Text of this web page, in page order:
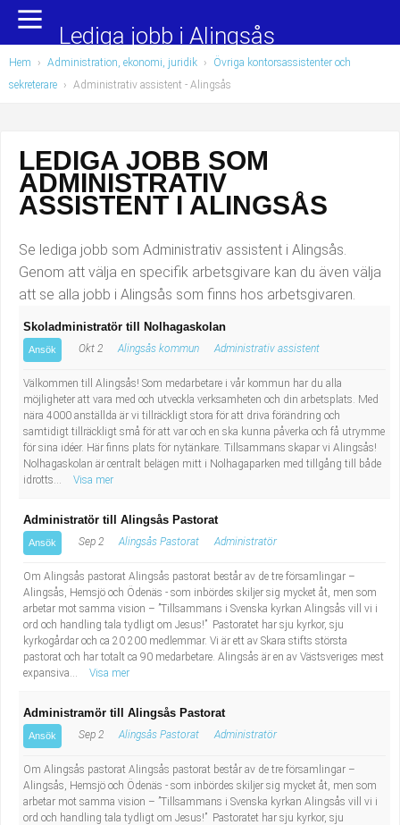
Yrkesområden
Administration, ekonomi, juridik
Chefer och verksamhetsledare
Data/IT
Försäljning, inköp, marknadsföring
Hantverksyrken
Hotell, restaurang, storhushåll
Hälso- och sjukvård
Industriell tillverkning
Installation, drift, underhåll
Kultur, media, design
Militärt arbete
Naturbruk
Naturvetenskapligt arbete
Pedagogiskt arbete
Sanering och renhållning
Socialt arbete
Populära jobb
Undersköterska, hemtjänst och äldreboende
Barnskötare
Lärare i förskola/Förskollärare
Lagerarbetare
Bussförare/Busschaufför
Elevassistent
Personlig assistent
Behandlingsassistent/Socialpedagog
Tandsköterska
Tidningsbud/Tidningsdistributör
Lärare i fritidshem/Fritidspedagog
Taxiförare/Taxichaufför
Läkarsekreterare/Vårdadmin/Medicinsk
sekreterare
Lastbilsförare m.fl.
Fastighetsskötare
Lediga jobb i Alingsås
Hem › Administration, ekonomi, juridik ›
Övriga kontorsassistenter och
sekreterare › Administrativ assistent - Alingsås
LEDIGA JOBB SOM
ADMINISTRATIV
ASSISTENT I ALINGSÅS
Se lediga jobb som Administrativ assistent i Alingsås.
Genom att välja en specifik arbetsgivare kan du även välja
att se alla jobb i Alingsås som finns hos arbetsgivaren.
Skoladministratör till Nolhagaskolan
Ansök Okt 2 Alingsås kommun Administrativ assistent
Välkommen till Alingsås! Som medarbetare i vår kommun har du alla
möjligheter att vara med och utveckla verksamheten och din arbetsplats. Med
nära 4000 anställda är vi tillräckligt stora för att driva förändring och
samtidigt tillräckligt små för att var och en ska kunna påverka och få utrymme
för sina idéer. Här finns plats för nytänkare. Tillsammans skapar vi Alingsås!
Nolhagaskolan är centralt belägen mitt i Nolhagaparken med tillgång till både
idrotts...
Visa mer
Administratör till Alingsås Pastorat
Ansök Sep 2 Alingsås Pastorat Administratör
Om Alingsås pastorat Alingsås pastorat består av de tre församlingar –
Alingsås, Hemsjö och Ödenäs - som inbördes skiljer sig mycket åt, men som
arbetar mot samma vision – ”Tillsammans i Svenska kyrkan Alingsås vill vi i
ord och handling tala tydligt om Jesus!” Pastoratet har sju kyrkor, sju
kyrkogårdar och ca 20 200 medlemmar. Vi är ett av Skara stifts största
pastorat och har totalt ca 90 medarbetare. Alingsås är en av Västsveriges mest
expansiva...
Visa mer
Administramör till Alingsås Pastorat
Ansök Sep 2 Alingsås Pastorat Administratör
Om Alingsås pastorat Alingsås pastorat består av de tre församlingar –
Alingsås, Hemsjö och Ödenäs - som inbördes skiljer sig mycket åt, men som
arbetar mot samma vision – ”Tillsammans i Svenska kyrkan Alingsås vill vi i
ord och handling tala tydligt om Jesus!” Pastoratet har sju kyrkor, sju